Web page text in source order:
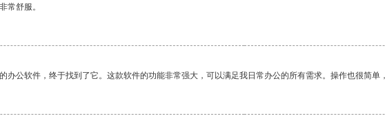
常舒服。
办公软件，终于找到了它。这款软件的功能非常强大，可以满足我日常办公的所有需求。操作也很简单